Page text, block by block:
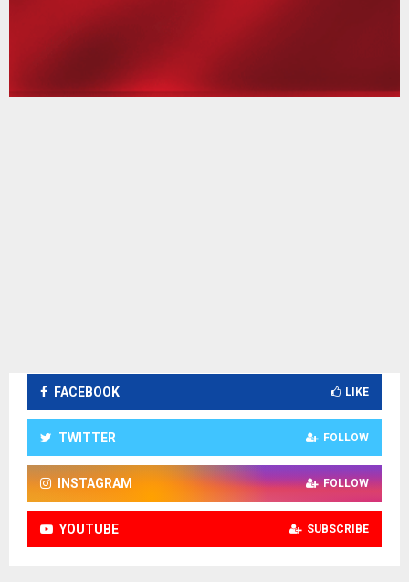
FACEBOOK LIKE
TWITTER FOLLOW
INSTAGRAM FOLLOW
YOUTUBE SUBSCRIBE